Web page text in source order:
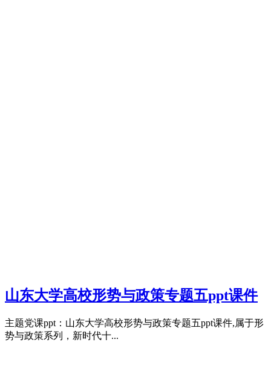
山东大学高校形势与政策专题五ppt课件
主题党课ppt：山东大学高校形势与政策专题五ppt课件,属于形
势与政策系列，新时代十...